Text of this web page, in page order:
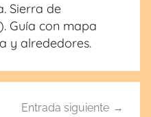
Sierra de
Guía con mapa
y alrededores.
Entrada siguiente